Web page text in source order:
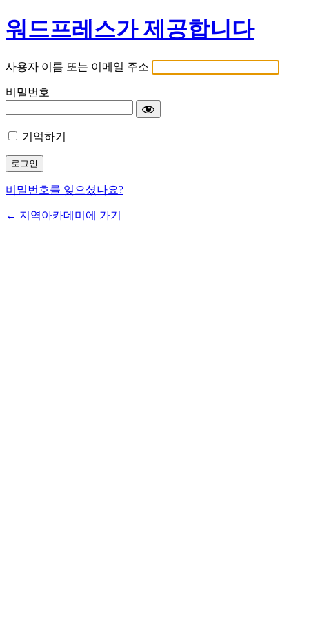
워드프레스가 제공합니다
사용자 이름 또는 이메일 주소
비밀번호
기억하기
비밀번호를 잊으셨나요?
← 지역아카데미에 가기